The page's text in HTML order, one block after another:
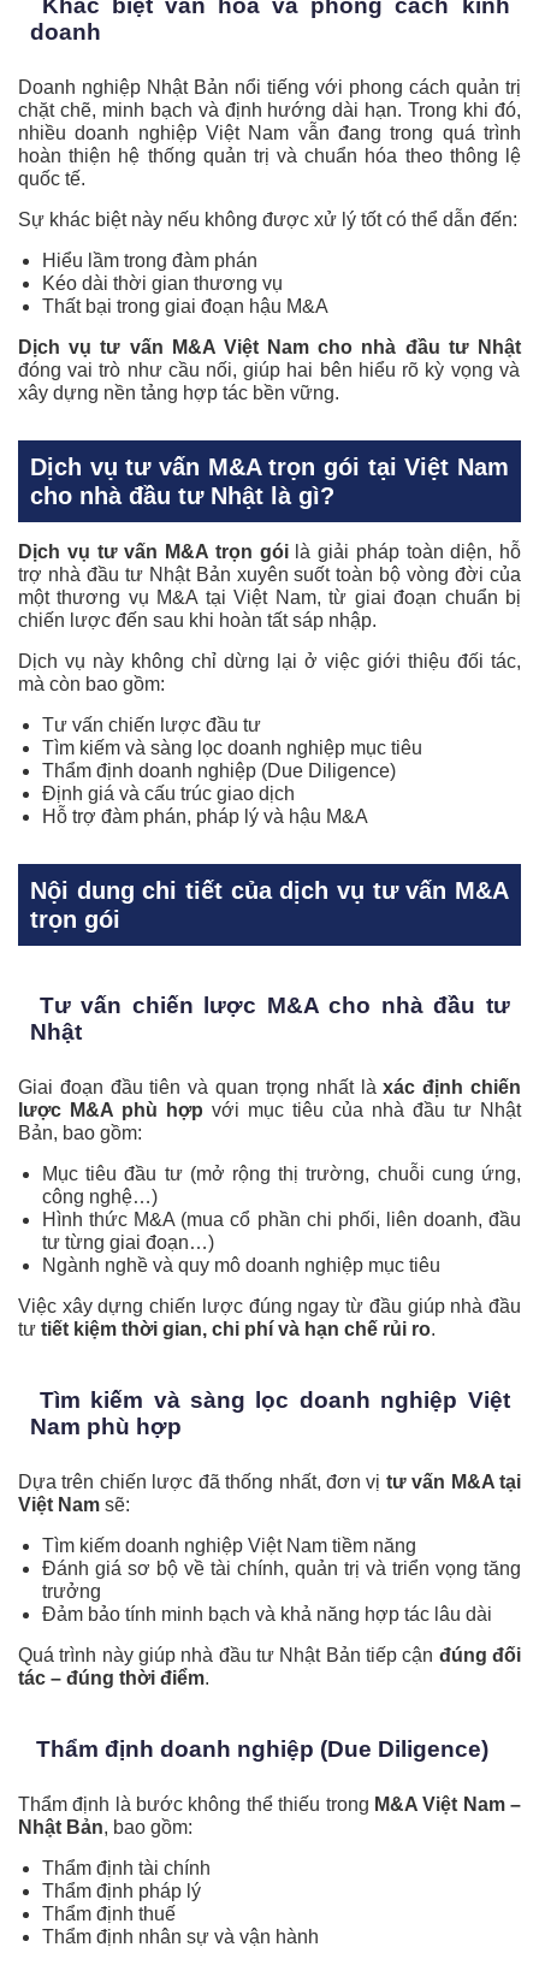
Khác biệt văn hóa và phong cách kinh
doanh
Doanh nghiệp Nhật Bản nổi tiếng với phong cách quản trị
chặt chẽ, minh bạch và định hướng dài hạn. Trong khi đó,
nhiều doanh nghiệp Việt Nam vẫn đang trong quá trình
hoàn thiện hệ thống quản trị và chuẩn hóa theo thông lệ
quốc tế.
Sự khác biệt này nếu không được xử lý tốt có thể dẫn đến:
Hiểu lầm trong đàm phán
Kéo dài thời gian thương vụ
Thất bại trong giai đoạn hậu M&A
Dịch vụ tư vấn M&A Việt Nam cho nhà đầu tư Nhật
đóng vai trò như cầu nối, giúp hai bên hiểu rõ kỳ vọng và
xây dựng nền tảng hợp tác bền vững.
Dịch vụ tư vấn M&A trọn gói tại Việt Nam
cho nhà đầu tư Nhật là gì?
Dịch vụ tư vấn M&A trọn góilà giải pháp toàn diện, hỗ
trợ nhà đầu tư Nhật Bản xuyên suốt toàn bộ vòng đời của
một thương vụ M&A tại Việt Nam, từ giai đoạn chuẩn bị
chiến lược đến sau khi hoàn tất sáp nhập.
Dịch vụ này không chỉ dừng lại ở việc giới thiệu đối tác,
mà còn bao gồm:
Tư vấn chiến lược đầu tư
Tìm kiếm và sàng lọc doanh nghiệp mục tiêu
Thẩm định doanh nghiệp (Due Diligence)
Định giá và cấu trúc giao dịch
Hỗ trợ đàm phán, pháp lý và hậu M&A
Nội dung chi tiết của dịch vụ tư vấn M&A
trọn gói
Tư vấn chiến lược M&A cho nhà đầu tư
Nhật
Giai đoạn đầu tiên và quan trọng nhất làxác định chiến
lược M&A phù hợp với mục tiêu của nhà đầu tư Nhật
Bản, bao gồm:
Mục tiêu đầu tư (mở rộng thị trường, chuỗi cung ứng,
công nghệ…)
Hình thức M&A (mua cổ phần chi phối, liên doanh, đầu
tư từng giai đoạn…)
Ngành nghề và quy mô doanh nghiệp mục tiêu
Việc xây dựng chiến lược đúng ngay từ đầu giúp nhà đầu
tư tiết kiệm thời gian, chi phí và hạn chế rủi ro.
Tìm kiếm và sàng lọc doanh nghiệp Việt
Nam phù hợp
Dựa trên chiến lược đã thống nhất, đơn vị tư vấn M&A tại
Việt Nam sẽ:
Tìm kiếm doanh nghiệp Việt Nam tiềm năng
Đánh giá sơ bộ về tài chính, quản trị và triển vọng tăng
trưởng
Đảm bảo tính minh bạch và khả năng hợp tác lâu dài
Quá trình này giúp nhà đầu tư Nhật Bản tiếp cận đúng đối
tác – đúng thời điểm.
Thẩm định doanh nghiệp (Due Diligence)
Thẩm định là bước không thể thiếu trong M&A Việt Nam –
Nhật Bản, bao gồm:
Thẩm định tài chính
Thẩm định pháp lý
Thẩm định thuế
Thẩm định nhân sự và vận hành